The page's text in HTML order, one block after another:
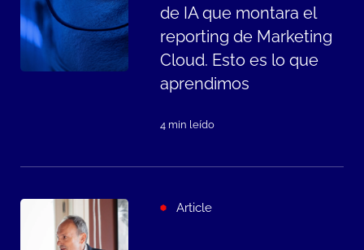
de IA que montara el
reporting de Marketing
Cloud. Esto es lo que
aprendimos
4 min leído
Article